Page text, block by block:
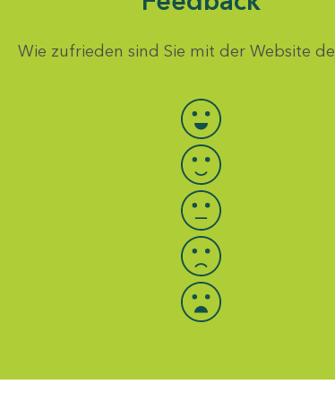
Wie zufrieden sind Sie mit der Website
Bewertung auswählen